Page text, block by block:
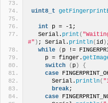
uint8_t
int p = -1;
  Serial.
print (
#" ) ; Serial. println(id )
while
( p !=
    p = finger.
switch
( p )
{
case
      Serial.
println(
break;
case